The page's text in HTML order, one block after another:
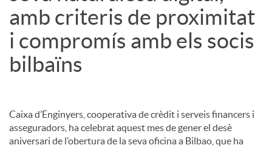
amb criteris de proximitat
i compromís amb els socis
bilbaïns
Caixa d’Enginyers, cooperativa de crèdit i serveis financers i
asseguradors, ha celebrat aquest mes de gener el desè
aniversari de l’obertura de la seva oficina a Bilbao, que ha